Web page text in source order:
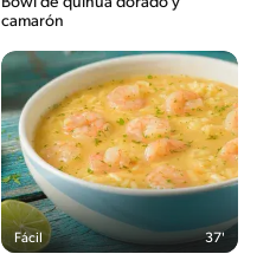
camarón
Fácil 37'